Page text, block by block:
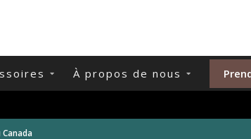
À propos de nous